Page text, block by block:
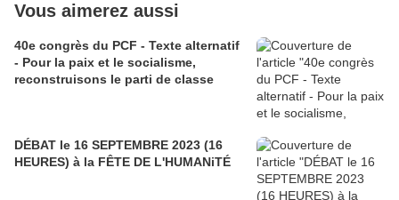
Vous aimerez aussi
40e congrès du PCF - Texte alternatif
- Pour la paix et le socialisme,
reconstruisons le parti de classe
DÉBAT le 16 SEPTEMBRE 2023 (16
HEURES) à la FÊTE DE L'HUMANiTÉ